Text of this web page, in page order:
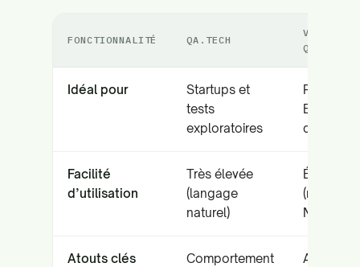
FONCTIONNALITÉ QA.TECH
VIRTUOSO
QA
Idéal pour
Startups et
tests
exploratoires
Parcours
E2E
Facilité
d’utilisation
Très élevée
(langage
naturel)
Élevée
NLP)
Atouts clés
Comportement
Auto-